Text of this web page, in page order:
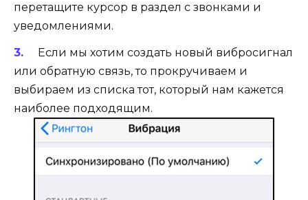
перетащите курсор в раздел с звонками и
уведомлениями.
Если мы хотим создать новый вибросигнал
или обратную связь, то прокручиваем и
выбираем из списка тот, который нам кажется
наиболее подходящим.